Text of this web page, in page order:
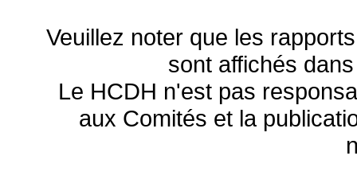
Veuillez noter que les
sont affichés
Le HCDH n'est pas
aux Comités et la